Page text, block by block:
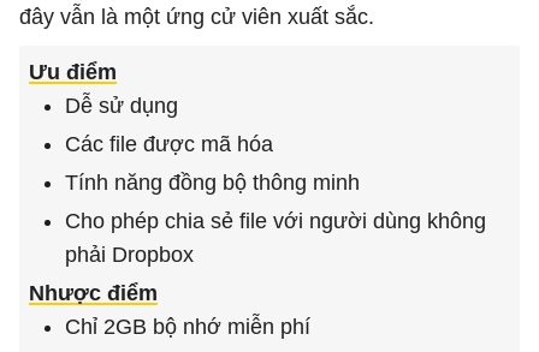
đây vẫn là một ứng cử viên xuất sắc.
Ưu điểm
Dễ sử dụng
Các file được mã hóa
Tính năng đồng bộ thông minh
Cho phép chia sẻ file với người dùng không
phải Dropbox
Nhược điểm
Chỉ 2GB bộ nhớ miễn phí